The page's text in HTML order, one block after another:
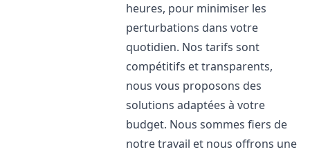
heures, pour minimiser les
perturbations dans votre
quotidien. Nos tarifs sont
compétitifs et transparents,
nous vous proposons des
solutions adaptées à votre
budget. Nous sommes fiers de
notre travail et nous offrons une